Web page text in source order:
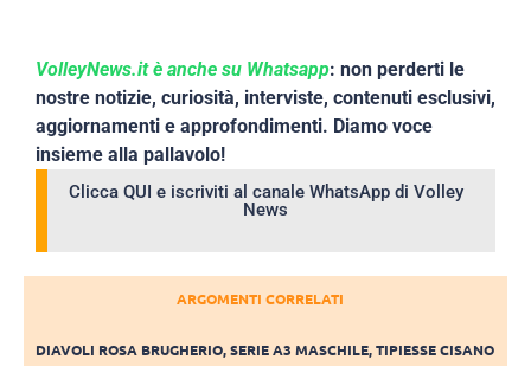
VolleyNews.it è anche su Whatsapp: non perderti le
nostre notizie, curiosità, interviste, contenuti esclusivi,
aggiornamenti e approfondimenti. Diamo voce
insieme alla pallavolo!
Clicca QUI e iscriviti al canale WhatsApp di Volley
News
ARGOMENTI CORRELATI
DIAVOLI ROSA BRUGHERIO,SERIE A3 MASCHILE,TIPIESSE CISANO